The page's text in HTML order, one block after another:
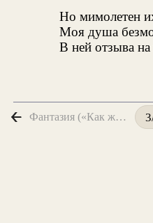
Но мимолетен
Моя душа
В ней отзыва
Фантазия («Как живые изваянья, в искрах лунного сиянья...»)